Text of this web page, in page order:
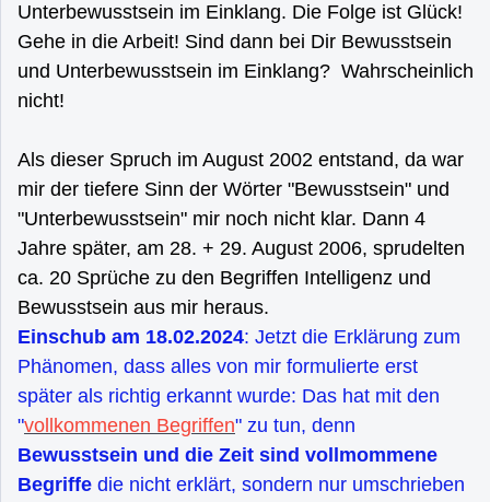
Unterbewusstsein im Einklang. Die Folge ist Glück!
Gehe in die Arbeit! Sind dann bei Dir Bewusstsein
und Unterbewusstsein im Einklang? Wahrscheinlich
nicht!
Als dieser Spruch im August 2002 entstand, da war
mir der tiefere Sinn der Wörter "Bewusstsein" und
"Unterbewusstsein" mir noch nicht klar. Dann 4
Jahre später, am 28. + 29. August 2006, sprudelten
ca. 20 Sprüche zu den Begriffen Intelligenz und
Bewusstsein aus mir heraus.
Einschub am 18.02.2024: Jetzt die Erklärung zum
Phänomen, dass alles von mir formulierte erst
später als richtig erkannt wurde: Das hat mit den
"vollkommenen Begriffen" zu tun, denn
Bewusstsein und die Zeit sind vollmommene
Begriffe die nicht erklärt, sondern nur umschrieben